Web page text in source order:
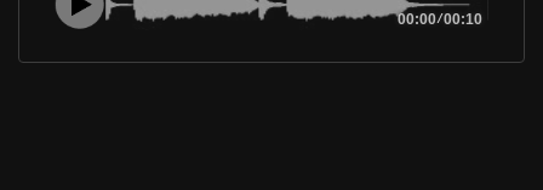
00:00/00:10